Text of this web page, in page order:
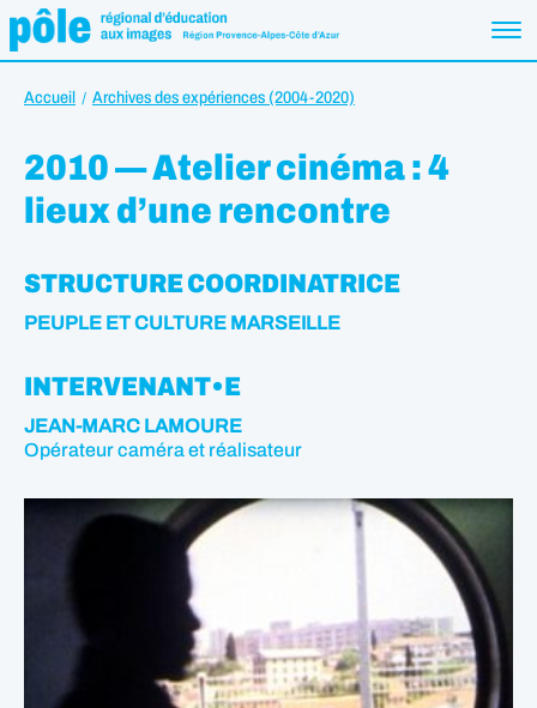
Accueil Archives des expériences (2004-2020)
2010 — Atelier cinéma : 4
lieux d’une rencontre
STRUCTURE COORDINATRICE
PEUPLE ET CULTURE MARSEILLE
INTERVENANT•E
JEAN-MARC LAMOURE
Opérateur caméra et réalisateur